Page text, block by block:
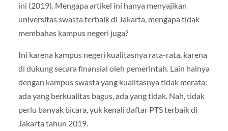
ini (2019). Mengapa artikel ini hanya menyajikan
universitas swasta terbaik di Jakarta, mengapa tidak
membahas kampus negeri juga?
Ini karena kampus negeri kualitasnya rata-rata, karena
di dukung secara finansial oleh pemerintah. Lain halnya
dengan kampus swasta yang kualitasnya tidak merata:
ada yang berkualitas bagus, ada yang tidak. Nah, tidak
perlu banyak bicara, yuk kenali daftar PTS terbaik di
Jakarta tahun 2019.